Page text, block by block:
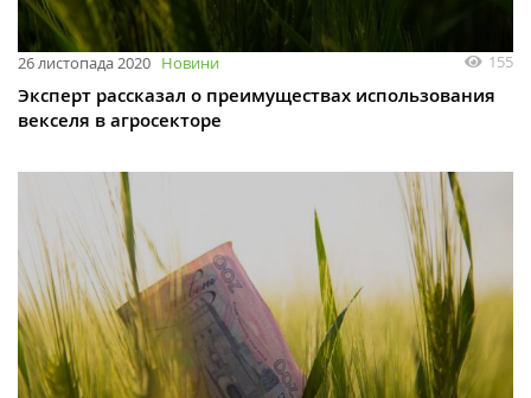
26 листопада 2020 Новини 155
Эксперт рассказал о преимуществах использования
векселя в агросекторе